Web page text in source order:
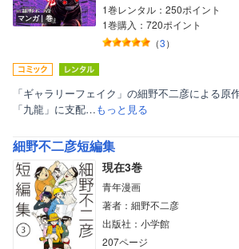
マンガ｜巻
1巻レンタル：250ポイント
1巻購入：720ポイント
（3）
「ギャラリーフェイク」の細野不二彦による原
「九龍」に支配…もっと見る
細野不二彦短編集
現在3巻
青年漫画
著者：細野不二彦
出版社：小学館
207ページ